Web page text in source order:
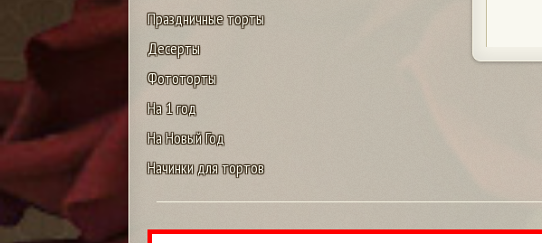
Праздничные торты
Десерты
Фототорты
На 1 год
На Новый Год
Начинки для тортов